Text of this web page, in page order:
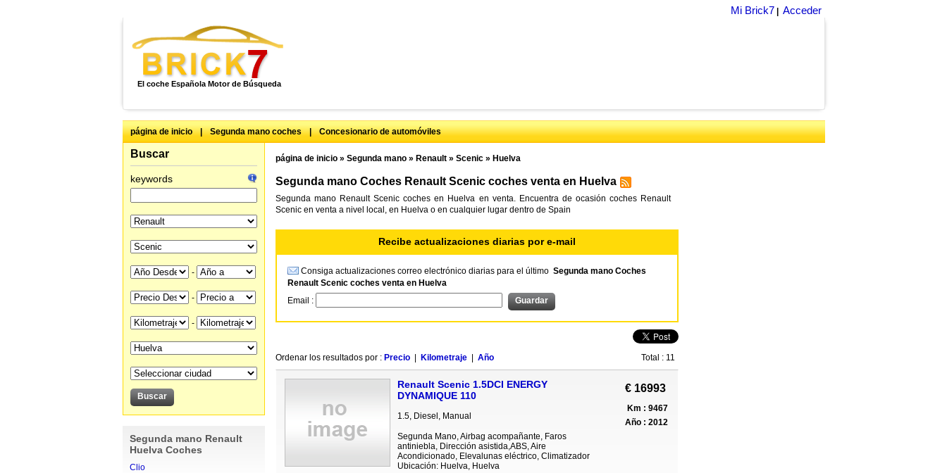
Mi Brick7 Acceder
El coche Española Motor de Búsqueda
página de inicio | Segunda mano coches | Concesionario de automóviles
Buscar
keywords
-
-
-
Segunda mano Renault
Huelva Coches
Clio
página de inicio» Segunda mano» Renault» Scenic» Huelva
Segunda mano Coches Renault Scenic coches venta en Huelva
Segunda mano Renault Scenic coches en Huelva en venta. Encuentra de ocasión coches Renault
Scenic en venta a nivel local, en Huelva o en cualquier lugar dentro de Spain
Recibe actualizaciones diarias por e-mail
Consiga actualizaciones correo electrónico diarias para el último Segunda mano Coches
Renault Scenic coches venta en Huelva
Email :
Ordenar los resultados por : Precio| Kilometraje| Año Total : 11
Renault Scenic 1.5DCI ENERGY
DYNAMIQUE 110
1.5, Diesel, Manual
Segunda Mano, Airbag acompañante, Faros
antiniebla, Dirección asistida,ABS, Aire
Acondicionado, Elevalunas eléctrico, Climatizador
Ubicación: Huelva, Huelva
€ 16993
Km : 9467
Año : 2012